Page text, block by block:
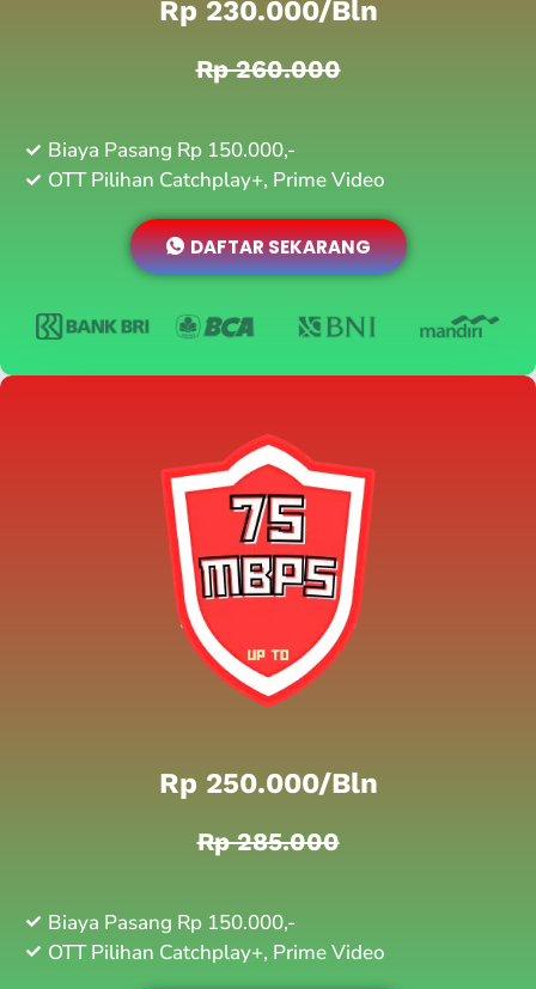
Rp 230.000/bln
Rp 260.000
Biaya Pasang Rp 150.000,-
OTT Pilihan Catchplay+, Prime Video
DAFTAR SEKARANG
Rp 250.000/bln
Rp 285.000
Biaya Pasang Rp 150.000,-
OTT Pilihan Catchplay+, Prime Video